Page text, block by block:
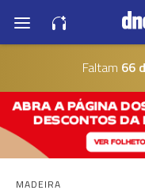
Faltam 66
MADEIRA